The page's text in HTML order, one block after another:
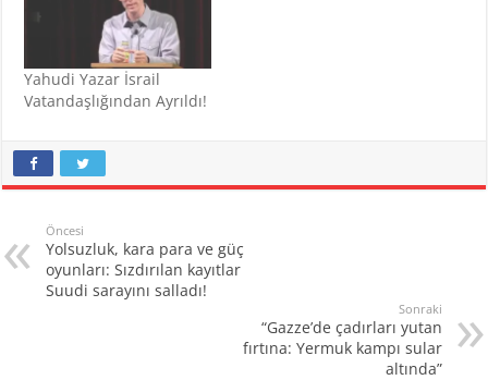
Yahudi Yazar İsrail
Vatandaşlığından Ayrıldı!
Öncesi
Yolsuzluk, kara para ve güç
oyunları: Sızdırılan kayıtlar
Suudi sarayını salladı!
Sonraki
“Gazze’de çadırları yutan
fırtına: Yermuk kampı sular
altında”